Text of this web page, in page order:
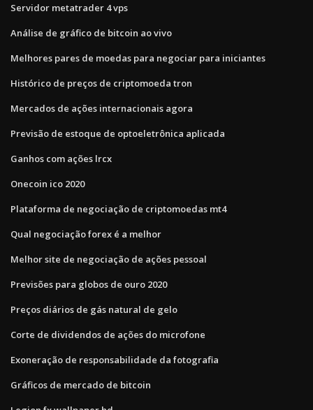
Servidor metatrader 4 vps
Análise de gráfico de bitcoin ao vivo
Melhores pares de moedas para negociar para iniciantes
Histórico de preços de criptomoeda tron
Mercados de ações internacionais agora
Previsão de estoque de optoeletrônica aplicada
Ganhos com ações lrcx
Onecoin ico 2020
Plataforma de negociação de criptomoedas mt4
Qual negociação forex é a melhor
Melhor site de negociação de ações pessoal
Previsões para globos de ouro 2020
Preços diários de gás natural de gelo
Corte de dividendos de ações do microfone
Exoneração de responsabilidade da fotografia
Gráficos de mercado de bitcoin